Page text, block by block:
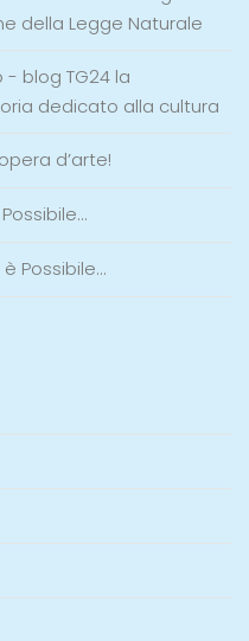
della Legge Naturale
blog TG24 la
dedicato alla cultura
d’arte!
Possibile…